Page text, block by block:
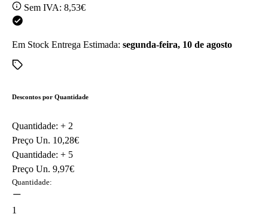
Sem IVA: 8,53€
Em Stock Entrega Estimada: segunda-feira, 10 de agosto
Descontos por Quantidade
Quantidade: + 2
Preço Un. 10,28€
Quantidade: + 5
Preço Un. 9,97€
Quantidade:
1